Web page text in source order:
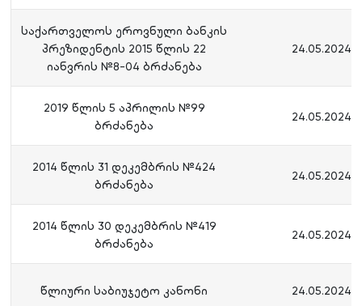
საქართველოს ეროვნული ბანკის
პრეზიდენტის 2015 წლის 22
იანვრის №8-04 ბრძანება
24.05.2024
2019 წლის 5 აპრილის №99
ბრძანება
24.05.2024
2014 წლის 31 დეკემბრის №424
ბრძანება
24.05.2024
2014 წლის 30 დეკემბრის №419
ბრძანება
24.05.2024
წლიური საბიუჯეტო კანონი 24.05.2024